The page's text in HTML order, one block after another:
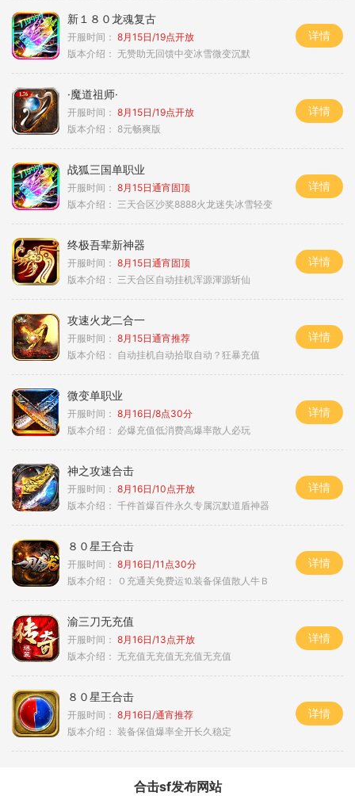
新１８０龙魂复古
开服时间： 8月15日/19点开放
版本介绍： 无赞助无回馈中变冰雪微变沉默
详情
·魔道祖师·
开服时间： 8月15日/19点开放
版本介绍： 8元畅爽版
详情
战狐三国单职业
开服时间： 8月15日通宵固顶
版本介绍： 三天合区沙奖8888火龙迷失冰雪轻变
详情
终极吾辈新神器
开服时间： 8月15日通宵固顶
版本介绍： 三天合区自动挂机浑源渾源斩仙
详情
攻速火龙二合一
开服时间： 8月15日通宵推荐
版本介绍： 自动挂机自动拾取自动？狂暴充值
详情
微变单职业
开服时间： 8月16日/8点30分
版本介绍： 必爆充值低消费高爆率散人必玩
详情
神之攻速合击
开服时间： 8月16日/10点开放
版本介绍： 千件首爆百件永久专属沉默道盾神器
详情
８０星王合击
开服时间： 8月16日/11点30分
版本介绍：
０充通关免费运⒑装备保值散人牛Ｂ
详情
渝三刀无充值
开服时间： 8月16日/13点开放
版本介绍： 无充值无充值无充值无充值
详情
８０星王合击
开服时间： 8月16日/通宵推荐
版本介绍： 装备保值爆率全开长久稳定
详情
合击sf发布网站